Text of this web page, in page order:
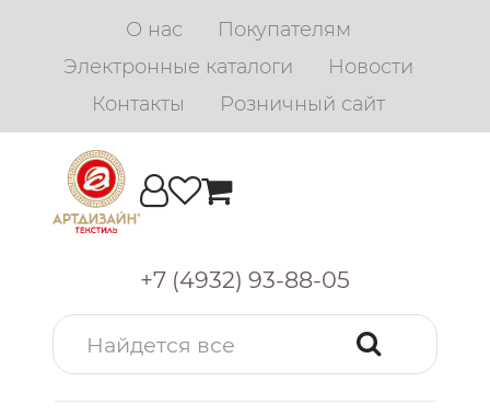
О нас
Покупателям
Электронные каталоги
Новости
Контакты
Розничный сайт
+7 (4932) 93-88-05